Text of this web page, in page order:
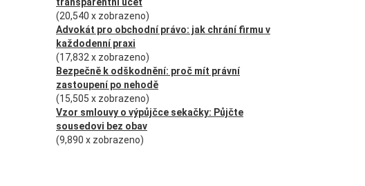
(20,540 x zobrazeno)
Advokát pro obchodní právo: jak chrání firmu v
každodenní praxi
(17,832 x zobrazeno)
Bezpečně k odškodnění: proč mít právní
zastoupení po nehodě
(15,505 x zobrazeno)
Vzor smlouvy o výpůjčce sekačky: Půjčte
sousedovi bez obav
(9,890 x zobrazeno)